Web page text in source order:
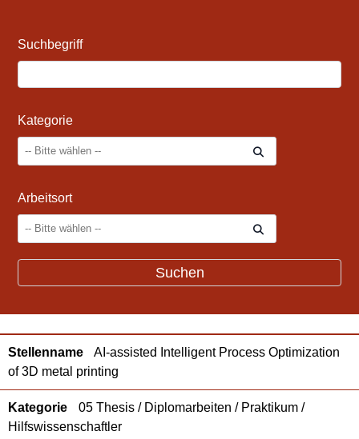
Suchbegriff
Kategorie
Arbeitsort
AI-assisted Intelligent Process Optimization
of 3D metal printing
05 Thesis / Diplomarbeiten / Praktikum /
Hilfswissenschaftler